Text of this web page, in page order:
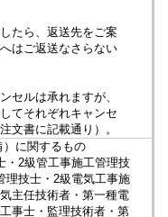
たら、返送先をご案
はご返送なさらない
セルは承れますが、
てそれぞれキャンセ
文書に記載通り）。
）に関するもの
・2級管工事施工管理技
理技士・2級電気工事施
主任技術者・第一種電
事士・監理技術者・第